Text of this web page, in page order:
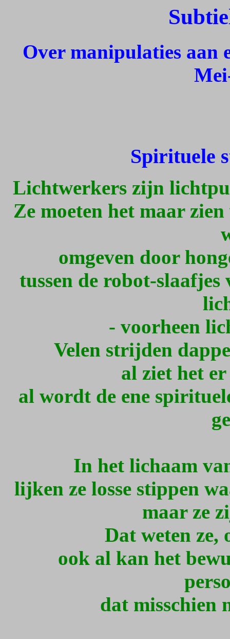
Over manipulaties aan
Spirituele
Lichtwerkers zijn
Ze moeten het maar
omgeven door
tussen de robot-slaafjes
- voorheen
Velen strijden
al ziet het
al wordt de ene
In het lichaam
lijken ze losse stippen
maar ze
Dat weten ze,
ook al kan het
dat misschien